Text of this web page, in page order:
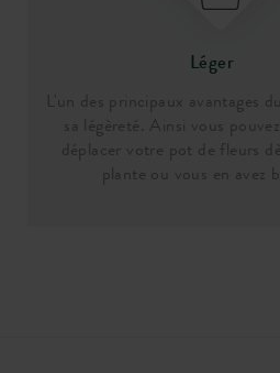
Léger
L'un des principaux avantages
sa légèreté. Ainsi vous
déplacer votre pot de fleurs
plante ou vous en avez